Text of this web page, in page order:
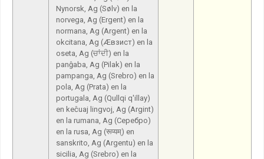
Nynorsk, Ag (Sølv) en la
norvega, Ag (Ergent) en la
normana, Ag (Argent) en la
okcitana, Ag (Æвзист) en la
oseta, Ag (ਚਾਂਦੀ) en la
panĝaba, Ag (Pilak) en la
pampanga, Ag (Srebro) en la
pola, Ag (Prata) en la
portugala, Ag (Qullqi q'illay)
en keĉuaj lingvoj, Ag (Argint)
en la rumana, Ag (Серебро)
en la rusa, Ag (रूप्यम्) en
sanskrito, Ag (Argentu) en la
sicilia, Ag (Srebro) en la